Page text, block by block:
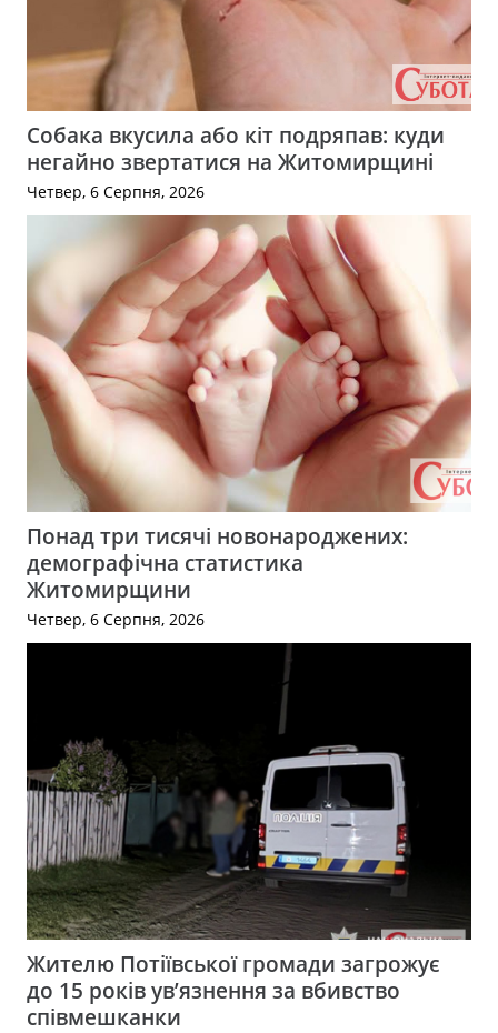
Собака вкусила або кіт подряпав: куди
негайно звертатися на Житомирщині
Четвер, 6 Серпня, 2026
Понад три тисячі новонароджених:
демографічна статистика
Житомирщини
Четвер, 6 Серпня, 2026
Жителю Потіївської громади загрожує
до 15 років ув’язнення за вбивство
співмешканки